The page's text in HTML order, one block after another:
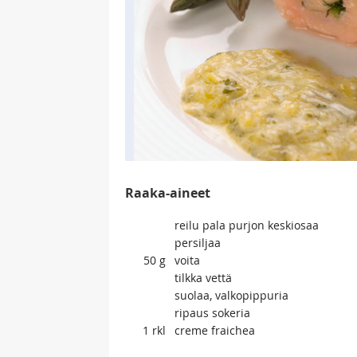
Raaka-aineet
reilu pala purjon keskiosaa
persiljaa
50 g voita
tilkka vettä
suolaa, valkopippuria
ripaus sokeria
1 rkl creme fraichea